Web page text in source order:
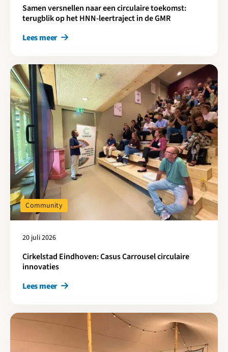
Samen versnellen naar een circulaire toekomst:
terugblik op het HNN-leertraject in de GMR
Lees meer
20 juli 2026
Cirkelstad Eindhoven: Casus Carrousel circulaire
innovaties
Community
Lees meer
Lees meer over Cirkelstad Eindhoven: Casus Carrousel
Lees meer over Van meten naar bewegen in projecten en